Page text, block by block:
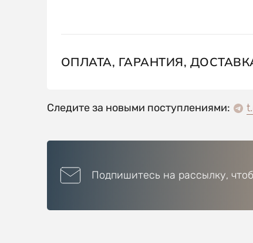
ОПЛАТА, ГАРАНТИЯ,
Следите за новыми поступлениями:
Подпишитесь на рассылку,